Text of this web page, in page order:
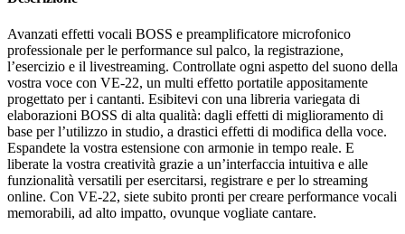
Avanzati effetti vocali BOSS e preamplificatore microfonico
professionale per le performance sul palco, la registrazione,
l’esercizio e il livestreaming. Controllate ogni aspetto del suono della
vostra voce con VE-22, un multi effetto portatile appositamente
progettato per i cantanti. Esibitevi con una libreria variegata di
elaborazioni BOSS di alta qualità: dagli effetti di miglioramento di
base per l’utilizzo in studio, a drastici effetti di modifica della voce.
Espandete la vostra estensione con armonie in tempo reale. E
liberate la vostra creatività grazie a un’interfaccia intuitiva e alle
funzionalità versatili per esercitarsi, registrare e per lo streaming
online. Con VE-22, siete subito pronti per creare performance vocali
memorabili, ad alto impatto, ovunque vogliate cantare.